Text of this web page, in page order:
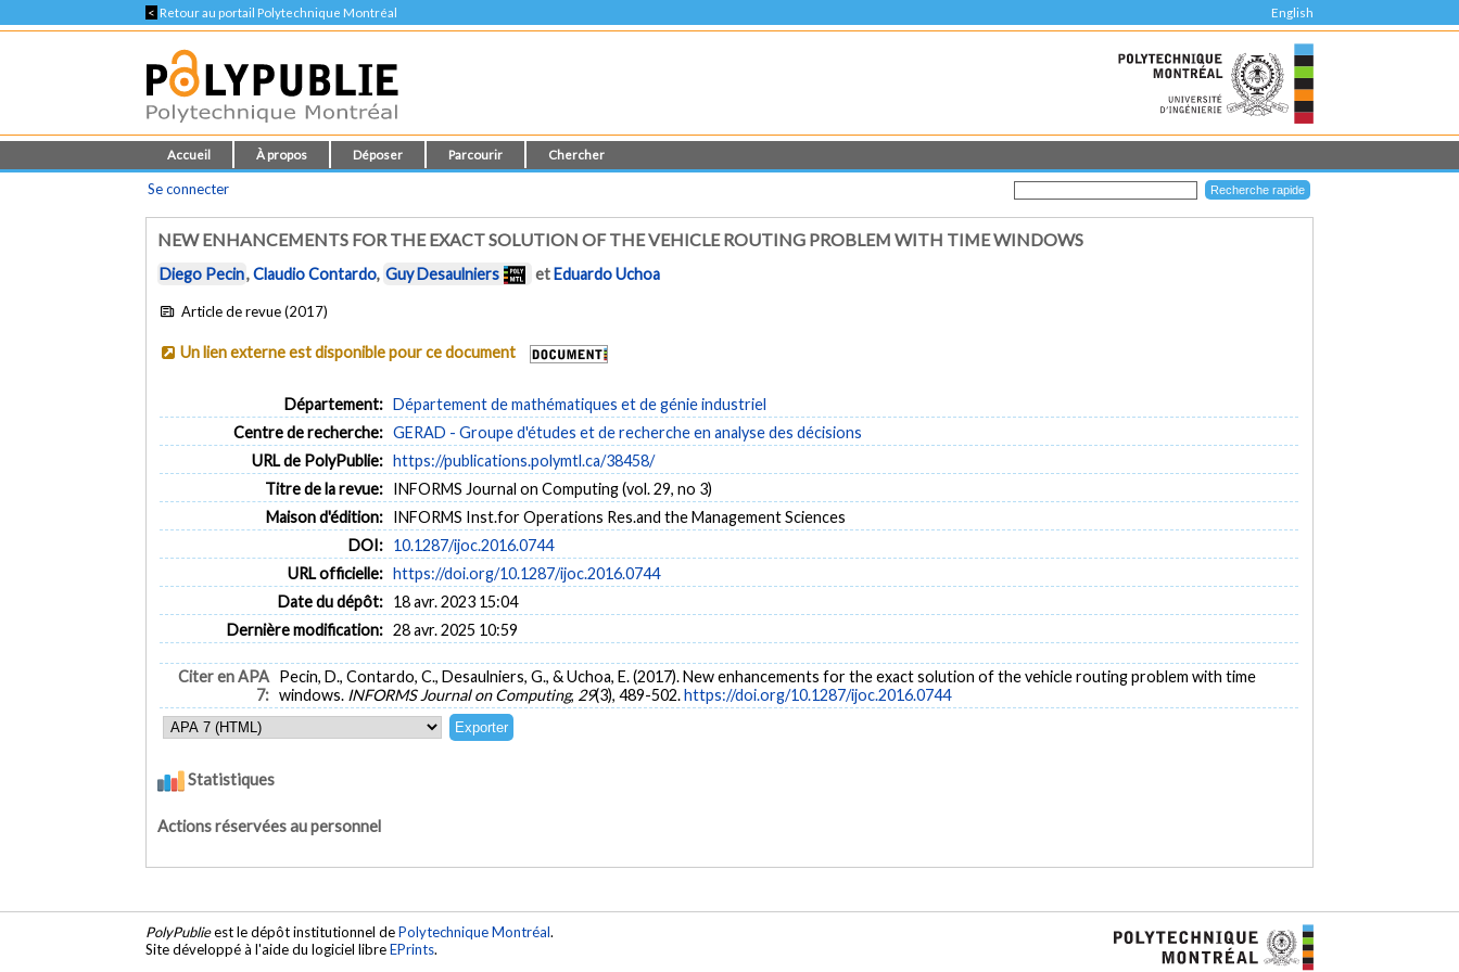
< Retour au portail Polytechnique Montréal English
Accueil À propos Déposer Parcourir Chercher
Se connecter
NEW ENHANCEMENTS FOR THE EXACT SOLUTION OF THE VEHICLE ROUTING PROBLEM WITH TIME WINDOWS
Diego Pecin,Claudio Contardo, Guy Desaulniers etEduardo Uchoa
Article de revue (2017)
Un lien externe est disponible pour ce document
Département: Département de mathématiques et de génie industriel
Centre de recherche: GERAD - Groupe d'études et de recherche en analyse des décisions
URL de PolyPublie: https://publications.polymtl.ca/38458/
Titre de la revue: INFORMS Journal on Computing (vol. 29, no 3)
Maison d'édition: INFORMS Inst.for Operations Res.and the Management Sciences
DOI: 10.1287/ijoc.2016.0744
URL officielle: https://doi.org/10.1287/ijoc.2016.0744
Date du dépôt: 18 avr. 2023 15:04
Dernière modification: 28 avr. 2025 10:59
Citer en APA
7:
Pecin, D., Contardo, C., Desaulniers, G., & Uchoa, E. (2017). New enhancements for the exact solution of the vehicle routing problem with time
windows. INFORMS Journal on Computing, 29(3), 489-502.https://doi.org/10.1287/ijoc.2016.0744
Statistiques
Actions réservées au personnel
PolyPublieest le dépôt institutionnel dePolytechnique Montréal.
Site développé à l'aide du logiciel libreEPrints.